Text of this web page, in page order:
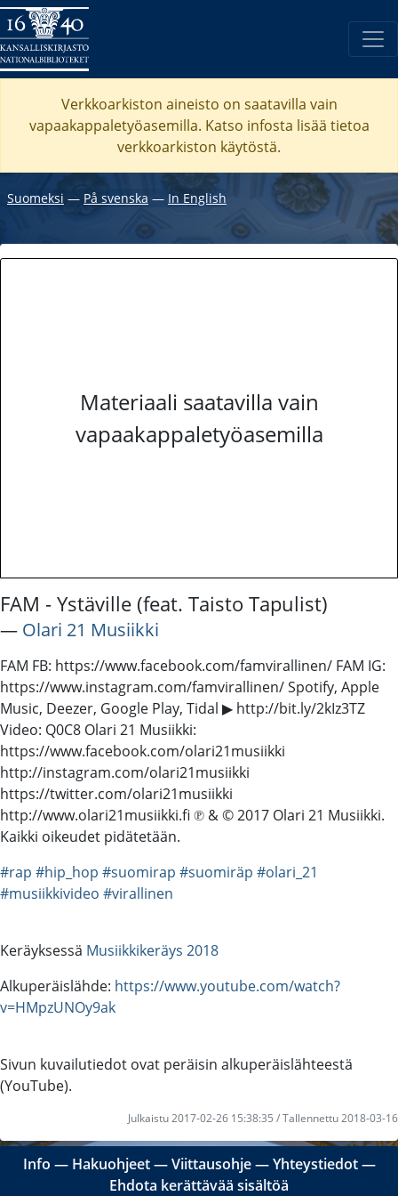
Verkkoarkiston aineisto on saatavilla vain
vapaakappaletyöasemilla. Katso infosta lisää tietoa
verkkoarkiston käytöstä.
Suomeksi ― På svenska ― In English
Materiaali saatavilla vain
vapaakappaletyöasemilla
FAM - Ystäville (feat. Taisto Tapulist)
― Olari 21 Musiikki
FAM FB: https://www.facebook.com/famvirallinen/ FAM IG:
https://www.instagram.com/famvirallinen/ Spotify, Apple
Music, Deezer, Google Play, Tidal ▶ http://bit.ly/2kIz3TZ
Video: Q0C8 Olari 21 Musiikki:
https://www.facebook.com/olari21musiikki
http://instagram.com/olari21musiikki
https://twitter.com/olari21musiikki
http://www.olari21musiikki.fi ℗ & © 2017 Olari 21 Musiikki.
Kaikki oikeudet pidätetään.
#rap #hip_hop #suomirap #suomiräp #olari_21
#musiikkivideo #virallinen
Keräyksessä Musiikkikeräys 2018
Alkuperäislähde: https://www.youtube.com/watch?
v=HMpzUNOy9ak
Sivun kuvailutiedot ovat peräisin alkuperäislähteestä
(YouTube).
Julkaistu 2017-02-26 15:38:35 / Tallennettu 2018-03-16
Info ― Hakuohjeet―Viittausohje―Yhteystiedot―
Ehdota kerättävää sisältöä